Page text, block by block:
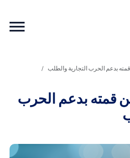
بدعم الحرب التجارية والطلب
قمته بدعم الحرب